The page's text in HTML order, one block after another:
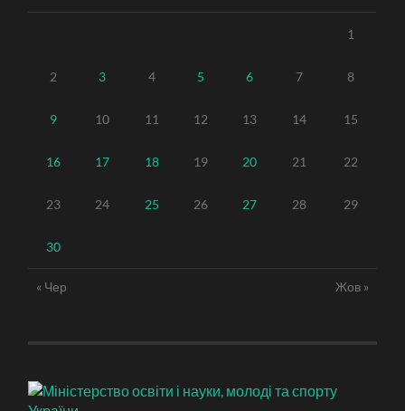
1
2 3 4 5 6 7 8
9 10 11 12 13 14 15
16 17 18 19 20 21 22
23 24 25 26 27 28 29
30
« Чер Жов »